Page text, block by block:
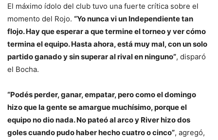
El máximo ídolo del club tuvo una fuerte crítica sobre el
momento del Rojo. “Yo nunca vi un Independiente tan
flojo. Hay que esperar a que termine el torneo y ver cómo
termina el equipo. Hasta ahora, está muy mal, con un solo
partido ganado y sin superar al rival en ninguno”, disparó
el Bocha.
“Podés perder, ganar, empatar, pero como el domingo
hizo que la gente se amargue muchísimo, porque el
equipo no dio nada. No pateó al arco y River hizo dos
goles cuando pudo haber hecho cuatro o cinco”, agregó,